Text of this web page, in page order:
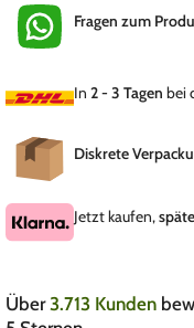
Fragen zum
In 2 - 3 Tagen bei
Diskrete
Jetzt kaufen,
Über3.713 Kunden